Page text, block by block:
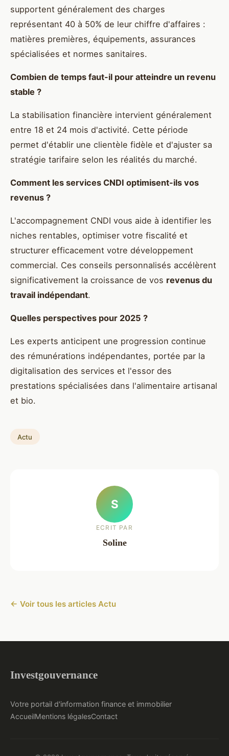
supportent généralement des charges
représentant 40 à 50% de leur chiffre d'affaires :
matières premières, équipements, assurances
spécialisées et normes sanitaires.
Combien de temps faut-il pour atteindre un revenu
stable ?
La stabilisation financière intervient généralement
entre 18 et 24 mois d'activité. Cette période
permet d'établir une clientèle fidèle et d'ajuster sa
stratégie tarifaire selon les réalités du marché.
Comment les services CNDI optimisent-ils vos
revenus ?
L'accompagnement CNDI vous aide à identifier les
niches rentables, optimiser votre fiscalité et
structurer efficacement votre développement
commercial. Ces conseils personnalisés accélèrent
significativement la croissance de vos revenus du
travail indépendant.
Quelles perspectives pour 2025 ?
Les experts anticipent une progression continue
des rémunérations indépendantes, portée par la
digitalisation des services et l'essor des
prestations spécialisées dans l'alimentaire artisanal
et bio.
Actu
S
ECRIT PAR
Soline
← Voir tous les articles Actu
Investgouvernance
Votre portail d'information finance et immobilier
AccueilMentions légalesContact